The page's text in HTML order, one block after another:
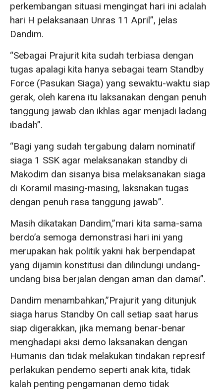
perkembangan situasi mengingat hari ini adalah
hari H pelaksanaan Unras 11 April”, jelas
Dandim.
“Sebagai Prajurit kita sudah terbiasa dengan
tugas apalagi kita hanya sebagai team Standby
Force (Pasukan Siaga) yang sewaktu-waktu siap
gerak, oleh karena itu laksanakan dengan penuh
tanggung jawab dan ikhlas agar menjadi ladang
ibadah”.
“Bagi yang sudah tergabung dalam nominatif
siaga 1 SSK agar melaksanakan standby di
Makodim dan sisanya bisa melaksanakan siaga
di Koramil masing-masing, laksnakan tugas
dengan penuh rasa tanggung jawab”.
Masih dikatakan Dandim,”mari kita sama-sama
berdo’a semoga demonstrasi hari ini yang
merupakan hak politik yakni hak berpendapat
yang dijamin konstitusi dan dilindungi undang-
undang bisa berjalan dengan aman dan damai”.
Dandim menambahkan,”Prajurit yang ditunjuk
siaga harus Standby On call setiap saat harus
siap digerakkan, jika memang benar-benar
menghadapi aksi demo laksanakan dengan
Humanis dan tidak melakukan tindakan represif
perlakukan pendemo seperti anak kita, tidak
kalah penting pengamanan demo tidak